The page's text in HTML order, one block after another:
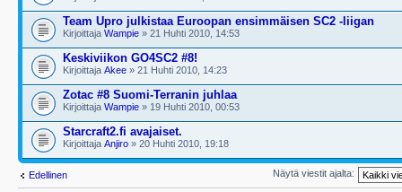
Team Upro julkistaa Euroopan ensimmäisen SC2 -liigan
Kirjoittaja Wampie » 21 Huhti 2010, 14:53
Keskiviikon GO4SC2 #8!
Kirjoittaja Akee » 21 Huhti 2010, 14:23
Zotac #8 Suomi-Terranin juhlaa
Kirjoittaja Wampie » 19 Huhti 2010, 00:53
Starcraft2.fi avajaiset.
Kirjoittaja Anjiro » 20 Huhti 2010, 19:18
Edellinen Näytä viestit ajalta: